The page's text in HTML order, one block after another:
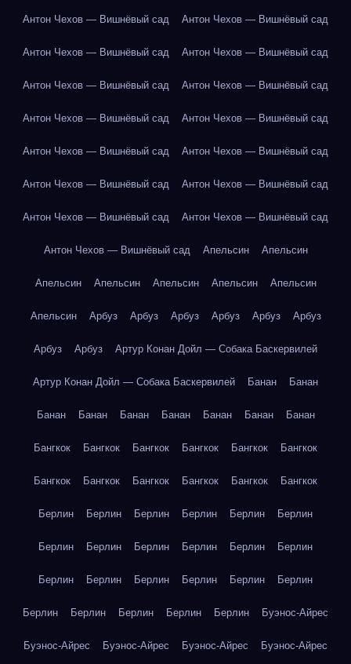
Антон Чехов — Вишнёвый сад Антон Чехов — Вишнёвый сад
Антон Чехов — Вишнёвый сад Антон Чехов — Вишнёвый сад
Антон Чехов — Вишнёвый сад Антон Чехов — Вишнёвый сад
Антон Чехов — Вишнёвый сад Антон Чехов — Вишнёвый сад
Антон Чехов — Вишнёвый сад Антон Чехов — Вишнёвый сад
Антон Чехов — Вишнёвый сад Антон Чехов — Вишнёвый сад
Антон Чехов — Вишнёвый сад Антон Чехов — Вишнёвый сад
Антон Чехов — Вишнёвый сад Апельсин Апельсин
Апельсин Апельсин Апельсин Апельсин Апельсин
Апельсин Арбуз Арбуз Арбуз Арбуз Арбуз Арбуз
Арбуз Арбуз Артур Конан Дойл — Собака Баскервилей
Артур Конан Дойл — Собака Баскервилей Банан Банан
Банан Банан Банан Банан Банан Банан Банан
Бангкок Бангкок Бангкок Бангкок Бангкок Бангкок
Бангкок Бангкок Бангкок Бангкок Бангкок Бангкок
Берлин Берлин Берлин Берлин Берлин Берлин
Берлин Берлин Берлин Берлин Берлин Берлин
Берлин Берлин Берлин Берлин Берлин Берлин
Берлин Берлин Берлин Берлин Берлин Буэнос-Айрес
Буэнос-Айрес Буэнос-Айрес Буэнос-Айрес Буэнос-Айрес